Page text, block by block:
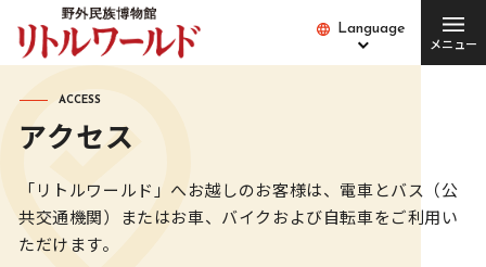
Language
メニュー
Language
開館時間･営業日
アクセス
便利な設備・
サービス
ACCESS
アクセス
「リトルワールド」へお越しのお客様は、 電車とバス（公
共交通機関）またはお車、バイクおよび自転車をご利用い
ただけます。